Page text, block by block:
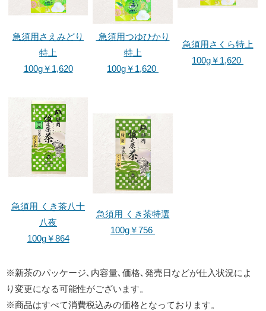
お問い合わせ
サイトマップ
急須用さえみどり
特上
100g￥1,620
急須用つゆひかり
特上
100g￥1,620
急須用さくら特上
100g￥1,620
急須用 くき茶八十
八夜
100g￥864
急須用 くき茶特選
100g￥756
※新茶のパッケージ､内容量､価格､発売日などが仕入状況によ
り変更になる可能性がございます。
※商品はすべて消費税込みの価格となっております。